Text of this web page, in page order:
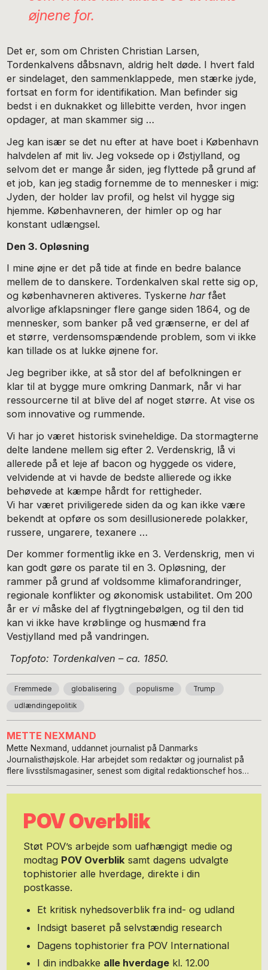
øjnene for.
Det er, som om Christen Christian Larsen,
Tordenkalvens dåbsnavn, aldrig helt døde. I hvert fald
er sindelaget, den sammenklappede, men stærke jyde,
fortsat en form for identifikation. Man befinder sig
bedst i en duknakket og lillebitte verden, hvor ingen
opdager, at man skammer sig …
Jeg kan især se det nu efter at have boet i København
halvdelen af mit liv. Jeg voksede op i Østjylland, og
selvom det er mange år siden, jeg flyttede på grund af
et job, kan jeg stadig fornemme de to mennesker i mig:
Jyden, der holder lav profil, og helst vil hygge sig
hjemme. Københavneren, der himler op og har
konstant udlængsel.
Den 3. Opløsning
I mine øjne er det på tide at finde en bedre balance
mellem de to danskere. Tordenkalven skal rette sig op,
og københavneren aktiveres. Tyskerneharfået
alvorlige afklapsninger flere gange siden 1864, og de
mennesker, som banker på ved grænserne, er del af
et større, verdensomspændende problem, som vi ikke
kan tillade os at lukke øjnene for.
Jeg begriber ikke, at så stor del af befolkningen er
klar til at bygge mure omkring Danmark, når vi har
ressourcerne til at blive del af noget større. At vise os
som innovative og rummende.
Vi har jo været historisk svineheldige. Da stormagterne
delte landene mellem sig efter 2. Verdenskrig, lå vi
allerede på et leje af bacon og hyggede os videre,
velvidende at vi havde de bedste allierede og ikke
behøvede at kæmpe hårdt for rettigheder.
Vi har været priviligerede siden da og kan ikke være
bekendt at opføre os som desillusionerede polakker,
russere, ungarere, texanere …
Der kommer formentlig ikke en 3. Verdenskrig, men vi
kan godt gøre os parate til en 3. Opløsning, der
rammer på grund af voldsomme klimaforandringer,
regionale konflikter og økonomisk ustabilitet. Om 200
år er vi måske del af flygtningebølgen, og til den tid
kan vi ikke have krøblinge og husmænd fra
Vestjylland med på vandringen.
Topfoto: Tordenkalven – ca. 1850.
Fremmede globalisering populisme Trump
udlændingepolitik
METTE NEXMAND
Mette Nexmand, uddannet journalist på Danmarks
Journalisthøjskole. Har arbejdet som redaktør og journalist på
flere livsstilsmagasiner, senest som digital redaktionschef hos
skabt koncepter, kommunikationsstrategier mv. for fagforeninger,
optaget af historie, litteratur, design, arkitektur og
samfundsforhold. Er udpræget nørd, når det kommer til
også at være i en konstant læringsproces omkring
naturvidenskabelige emner. Skriver en litterær blog, hvor alle
disse emner kommer i spil.
POV Overblik
Støt POV’s arbejde som uafhængigt medie og
modtag POV Overbliksamt dagens udvalgte
tophistorier alle hverdage, direkte i din
postkasse.
Et kritisk nyhedsoverblik fra ind- og udland
Indsigt baseret på selvstændig research
Dagens tophistorier fra POV International
I din indbakke alle hverdage kl. 12.00